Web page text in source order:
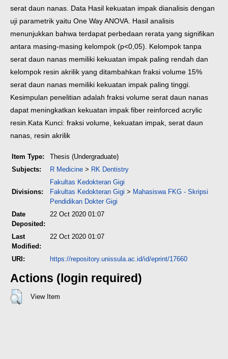
serat daun nanas. Data Hasil kekuatan impak dianalisis dengan
uji parametrik yaitu One Way ANOVA. Hasil analisis
menunjukkan bahwa terdapat perbedaan rerata yang signifikan
antara masing-masing kelompok (p<0,05). Kelompok tanpa
serat daun nanas memiliki kekuatan impak paling rendah dan
kelompok resin akrilik yang ditambahkan fraksi volume 15%
serat daun nanas memiliki kekuatan impak paling tinggi.
Kesimpulan penelitian adalah fraksi volume serat daun nanas
dapat meningkatkan kekuatan impak fiber reinforced acrylic
resin. Kata Kunci: fraksi volume, kekuatan impak, serat daun
nanas, resin akrilik
Item Type:
Thesis (Undergraduate)
Subjects:
R Medicine > RK Dentistry
Divisions:
Fakultas Kedokteran Gigi
Fakultas Kedokteran Gigi > Mahasiswa FKG - Skripsi
Pendidikan Dokter Gigi
Date
Deposited:
22 Oct 2020 01:07
Last
Modified:
22 Oct 2020 01:07
URI: https://repository.unissula.ac.id/id/eprint/17660
Actions (login required)
View Item